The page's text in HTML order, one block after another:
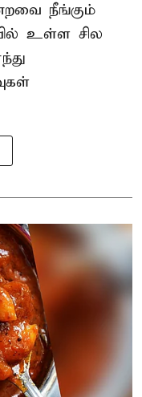
நீங்கும்
உள்ள சில